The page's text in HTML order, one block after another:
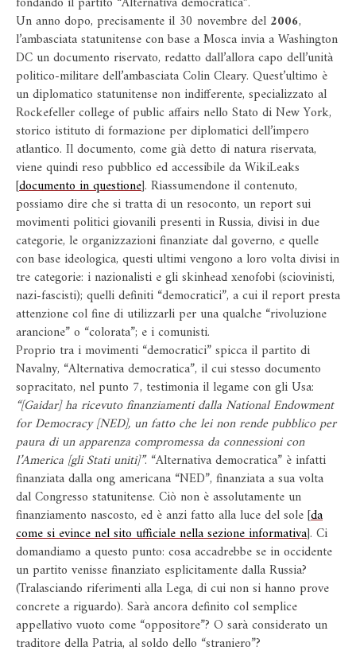
Un anno dopo, precisamente il 30 novembre del 2006,
l’ambasciata statunitense con base a Mosca invia a Washington
DC un documento riservato, redatto dall’allora capo dell’unità
politico-militare dell’ambasciata Colin Cleary. Quest’ultimo è
un diplomatico statunitense non indifferente, specializzato al
Rockefeller college of public affairs nello Stato di New York,
storico istituto di formazione per diplomatici dell’impero
atlantico. Il documento, come già detto di natura riservata,
viene quindi reso pubblico ed accessibile da WikiLeaks
[documento in questione]. Riassumendone il contenuto,
possiamo dire che si tratta di un resoconto, un report sui
movimenti politici giovanili presenti in Russia, divisi in due
categorie, le organizzazioni finanziate dal governo, e quelle
con base ideologica, questi ultimi vengono a loro volta divisi in
tre categorie: i nazionalisti e gli skinhead xenofobi (sciovinisti,
nazi-fascisti); quelli definiti “democratici”, a cui il report presta
attenzione col fine di utilizzarli per una qualche “rivoluzione
arancione” o “colorata”; e i comunisti.
Proprio tra i movimenti “democratici” spicca il partito di
Navalny, “Alternativa democratica”, il cui stesso documento
sopracitato, nel punto 7, testimonia il legame con gli Usa:
“[Gaidar] ha ricevuto finanziamenti dalla National Endowment
for Democracy [NED], un fatto che lei non rende pubblico per
paura di un apparenza compromessa da connessioni con
l’America [gli Stati uniti]”. “Alternativa democratica” è infatti
finanziata dalla ong americana “NED”, finanziata a sua volta
dal Congresso statunitense. Ciò non è assolutamente un
finanziamento nascosto, ed è anzi fatto alla luce del sole [da
come si evince nel sito ufficiale nella sezione informativa]. Ci
domandiamo a questo punto: cosa accadrebbe se in occidente
un partito venisse finanziato esplicitamente dalla Russia?
(Tralasciando riferimenti alla Lega, di cui non si hanno prove
concrete a riguardo). Sarà ancora definito col semplice
appellativo vuoto come “oppositore”? O sarà considerato un
traditore della Patria, al soldo dello “straniero”?